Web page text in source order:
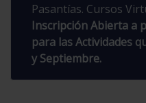
Pasantías. Cursos
Inscripción Abierta a
para las Actividades
y Septiembre.